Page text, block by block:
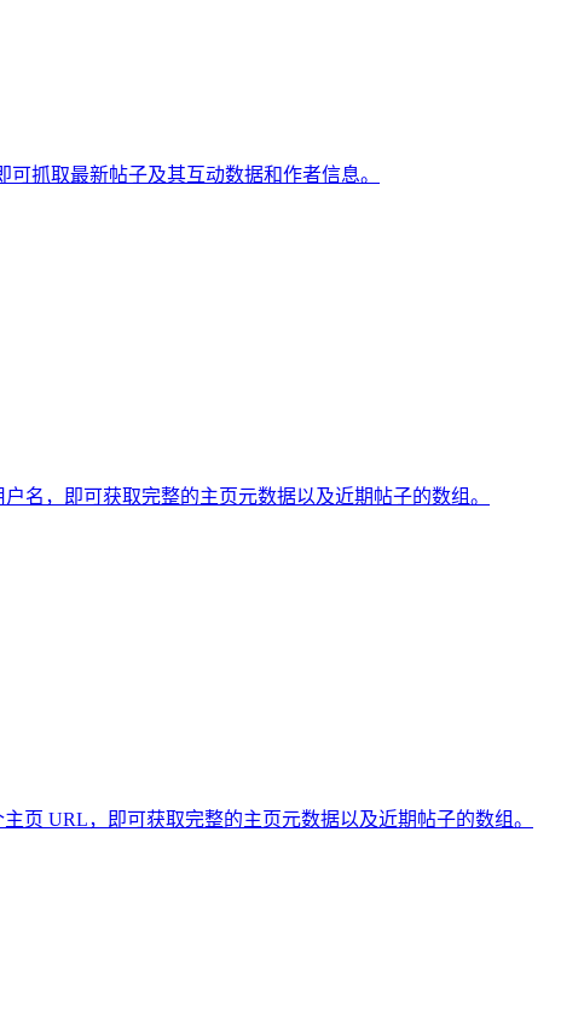
可抓取最新帖子及其互动数据和作者信息。
名，即可获取完整的主页元数据以及近期帖子的数组。
页 URL，即可获取完整的主页元数据以及近期帖子的数组。